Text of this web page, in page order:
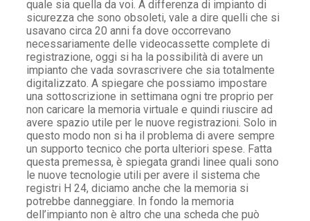
quale sia quella da voi. A differenza di impianto di
sicurezza che sono obsoleti, vale a dire quelli che si
usavano circa 20 anni fa dove occorrevano
necessariamente delle videocassette complete di
registrazione, oggi si ha la possibilità di avere un
impianto che vada sovrascrivere che sia totalmente
digitalizzato. A spiegare che possiamo impostare
una sottoscrizione in settimana ogni tre proprio per
non caricare la memoria virtuale e quindi riuscire ad
avere spazio utile per le nuove registrazioni. Solo in
questo modo non si ha il problema di avere sempre
un supporto tecnico che porta ulteriori spese. Fatta
questa premessa, è spiegata grandi linee quali sono
le nuove tecnologie utili per avere il sistema che
registri H 24, diciamo anche che la memoria si
potrebbe danneggiare. In fondo la memoria
dell’impianto non è altro che una scheda che può